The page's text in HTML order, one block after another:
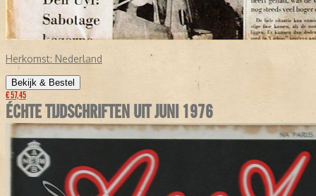
Herkomst: Nederland
Bekijk & Bestel
€ 57,45
ÉCHTE TIJDSCHRIFTEN UIT JUNI 1976